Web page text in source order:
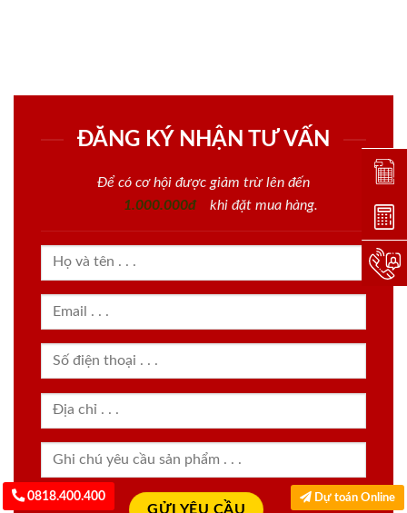
ĐĂNG KÝ NHẬN TƯ VẤN
Để có cơ hội được giảm trừ lên đến
1.000.000đ
khi đặt mua hàng.
0818.400.400 Dự toán Online
Đặt
Dự